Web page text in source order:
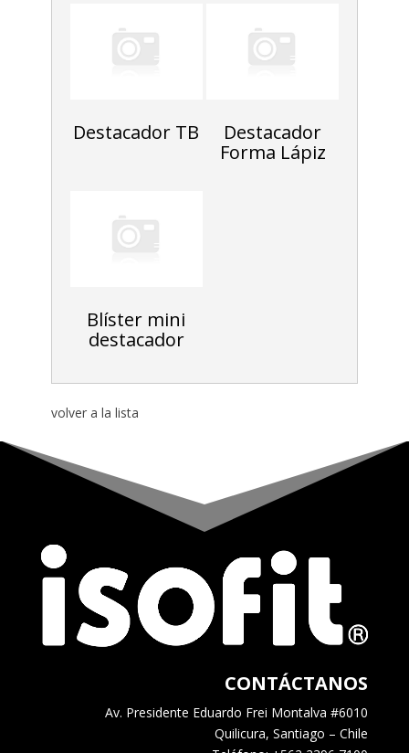
Destacador TB
Destacador
Forma Lápiz
Blíster mini
destacador
volver a la lista
CONTÁCTANOS
Av. Presidente Eduardo Frei Montalva #6010
Quilicura, Santiago – Chile